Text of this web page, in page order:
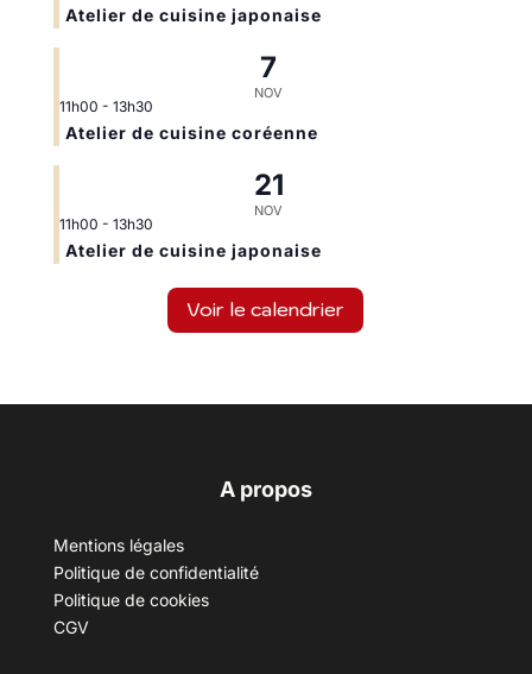
Atelier de cuisine japonaise
7
NOV
11h00 - 13h30
Atelier de cuisine coréenne
21
NOV
11h00 - 13h30
Atelier de cuisine japonaise
Voir le calendrier
A propos
Mentions légales
Politique de confidentialité
Politique de cookies
CGV